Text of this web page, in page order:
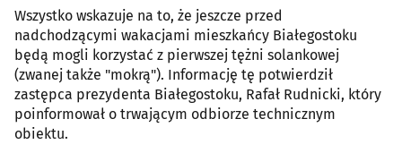
Wszystko wskazuje na to, że jeszcze przed
nadchodzącymi wakacjami mieszkańcy Białegostoku
będą mogli korzystać z pierwszej tężni solankowej
(zwanej także "mokrą"). Informację tę potwierdził
zastępca prezydenta Białegostoku, Rafał Rudnicki, który
poinformował o trwającym odbiorze technicznym
obiektu.